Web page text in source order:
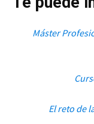
Máster
El reto de